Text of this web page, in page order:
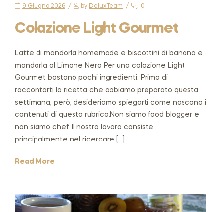
9 Giugno 2026 by DeluxTeam 0
Colazione Light Gourmet
Latte di mandorla homemade e biscottini di banana e
mandorla al Limone Nero Per una colazione Light
Gourmet bastano pochi ingredienti. Prima di
raccontarti la ricetta che abbiamo preparato questa
settimana, però, desideriamo spiegarti come nascono i
contenuti di questa rubrica.Non siamo food blogger e
non siamo chef. Il nostro lavoro consiste
principalmente nel ricercare […]
Read More